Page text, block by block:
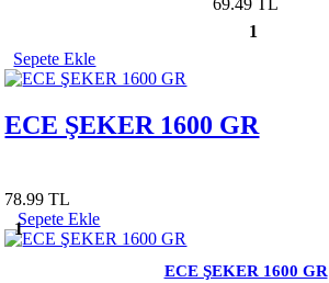
69.49 TL
1
Sepete Ekle
ECE ŞEKER 1600 GR
78.99 TL
1
Sepete Ekle
ECE ŞEKER 1600 GR